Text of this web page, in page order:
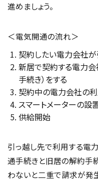
進めましょう。
＜電気開通の流れ＞
契約したい電力会社
新居で契約する電力
手続き）をする
契約中の電力会社の
スマートメーターの設
供給開始
引っ越し先で利用する電
通手続きと旧居の解約手
わないと二重で請求が発